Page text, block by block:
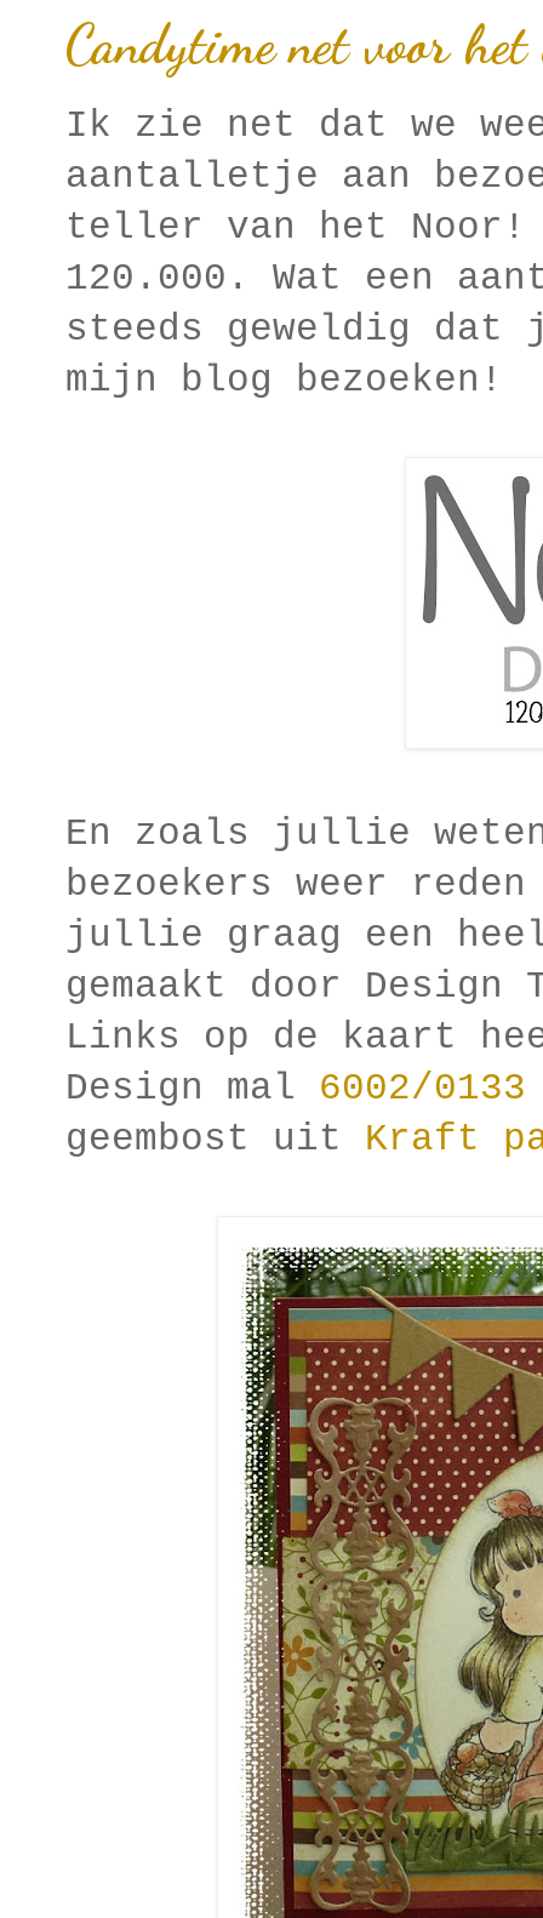
Candytime net voor het
Ik zie net dat we
aantalletje aan
teller van het Noor!
120.000. Wat een
steeds geweldig
mijn blog bezoeken!
En zoals jullie
bezoekers weer
jullie graag een
gemaakt door Design
Links op de kaart
Design mal 6002/0133
geembost uit Kraft